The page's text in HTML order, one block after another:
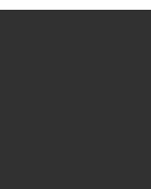
trzeciej.
w procesie